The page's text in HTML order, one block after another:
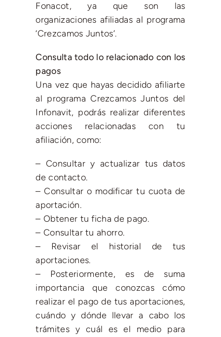
Fonacot, ya que son las
organizaciones afiliadas al programa
‘Crezcamos Juntos’.
Consulta todo lo relacionado con los
pagos
Una vez que hayas decidido afiliarte
al programa Crezcamos Juntos del
Infonavit, podrás realizar diferentes
acciones relacionadas con tu
afiliación, como:
– Consultar y actualizar tus datos
de contacto.
– Consultar o modificar tu cuota de
aportación.
– Obtener tu ficha de pago.
– Consultar tu ahorro.
– Revisar el historial de tus
aportaciones.
– Posteriormente, es de suma
importancia que conozcas cómo
realizar el pago de tus aportaciones,
cuándo y dónde llevar a cabo los
trámites y cuál es el medio para